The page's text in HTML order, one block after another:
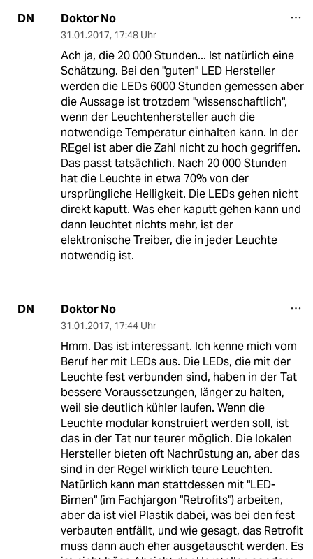
DN Doktor No
31.01.2017, 17:48 Uhr
Ach ja, die 20 000 Stunden... Ist natürlich eine
Schätzung. Bei den "guten" LED Hersteller
werden die LEDs 6000 Stunden gemessen aber
die Aussage ist trotzdem "wissenschaftlich",
wenn der Leuchtenhersteller auch die
notwendige Temperatur einhalten kann. In der
REgel ist aber die Zahl nicht zu hoch gegriffen.
Das passt tatsächlich. Nach 20 000 Stunden
hat die Leuchte in etwa 70% von der
ursprüngliche Helligkeit. Die LEDs gehen nicht
direkt kaputt. Was eher kaputt gehen kann und
dann leuchtet nichts mehr, ist der
elektronische Treiber, die in jeder Leuchte
notwendig ist.
DN Doktor No
31.01.2017, 17:44 Uhr
Hmm. Das ist interessant. Ich kenne mich vom
Beruf her mit LEDs aus. Die LEDs, die mit der
Leuchte fest verbunden sind, haben in der Tat
bessere Voraussetzungen, länger zu halten,
weil sie deutlich kühler laufen. Wenn die
Leuchte modular konstruiert werden soll, ist
das in der Tat nur teurer möglich. Die lokalen
Hersteller bieten oft Nachrüstung an, aber das
sind in der Regel wirklich teure Leuchten.
Natürlich kann man stattdessen mit "LED-
Birnen" (im Fachjargon "Retrofits") arbeiten,
aber da ist viel Plastik dabei, was bei den fest
verbauten entfällt, und wie gesagt, das Retrofit
muss dann auch eher ausgetauscht werden. Es